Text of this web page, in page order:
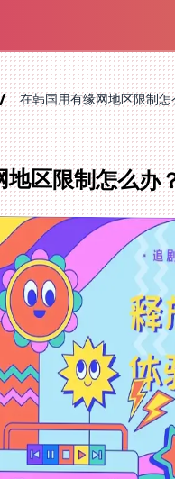
在韩国用有缘网地区限制
区限制怎么办